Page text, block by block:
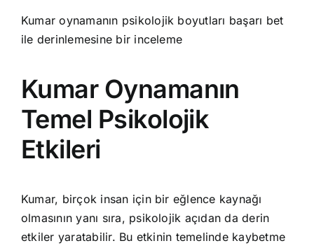
Kumar oynamanın psikolojik boyutları başarı bet
ile derinlemesine bir inceleme
Kumar Oynamanın
Temel Psikolojik
Etkileri
Kumar, birçok insan için bir eğlence kaynağı
olmasının yanı sıra, psikolojik açıdan da derin
etkiler yaratabilir. Bu etkinin temelinde kaybetme